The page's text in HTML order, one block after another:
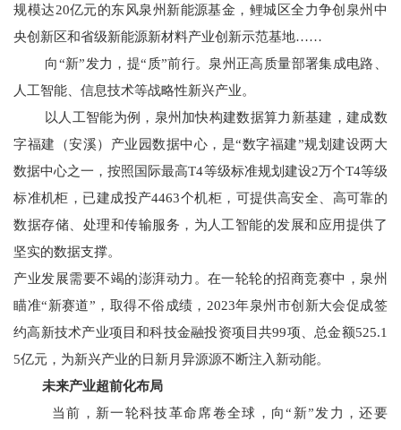
规模达20亿元的东风泉州新能源基金，鲤城区全力争创泉州中
央创新区和省级新能源新材料产业创新示范基地……
向“新”发力，提“质”前行。泉州正高质量部署集成电路、
人工智能、信息技术等战略性新兴产业。
以人工智能为例，泉州加快构建数据算力新基建，建成数
字福建（安溪）产业园数据中心，是“数字福建”规划建设两大
数据中心之一，按照国际最高T4等级标准规划建设2万个T4等级
标准机柜，已建成投产4463个机柜，可提供高安全、高可靠的
数据存储、处理和传输服务，为人工智能的发展和应用提供了
坚实的数据支撑。
产业发展需要不竭的澎湃动力。在一轮轮的招商竞赛中，泉州
瞄准“新赛道”，取得不俗成绩，2023年泉州市创新大会促成签
约高新技术产业项目和科技金融投资项目共99项、总金额525.1
5亿元，为新兴产业的日新月异源源不断注入新动能。
未来产业超前化布局
当前，新一轮科技革命席卷全球，向“新”发力，还要